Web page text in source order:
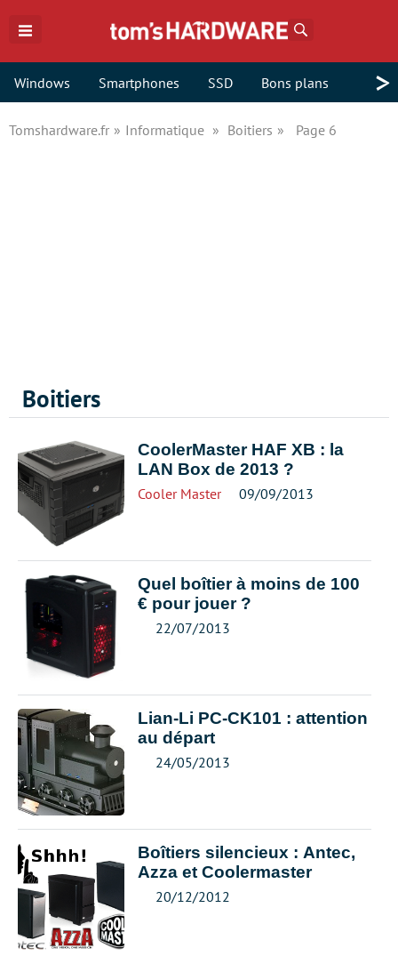
Windows Smartphones SSD Bons plans >
Tomshardware.fr Informatique Boitiers Page 6
Boitiers
CoolerMaster HAF XB : la
LAN Box de 2013 ?
Cooler Master 09/09/2013
Quel boîtier à moins de 100
€ pour jouer ?
22/07/2013
Lian-Li PC-CK101 : attention
au départ
24/05/2013
Boîtiers silencieux : Antec,
Azza et Coolermaster
20/12/2012